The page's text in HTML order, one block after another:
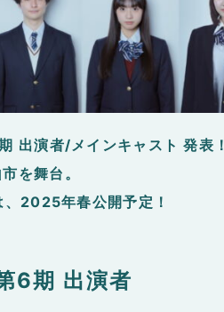
出演者/メインキャスト 発表！
を舞台。
2025年春公開予定！
6期 出演者